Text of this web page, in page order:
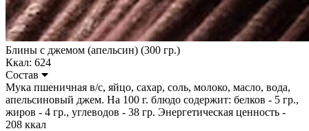
Блины с джемом (апельсин) (300 гр.)
Ккал: 624
Состав
Мука пшеничная в/с, яйцо, сахар, соль, молоко, масло, вода,
апельсиновый джем. На 100 г. блюдо содержит: белков - 5 гр.,
жиров - 4 гр., углеводов - 38 гр. Энергетическая ценность -
208 ккал